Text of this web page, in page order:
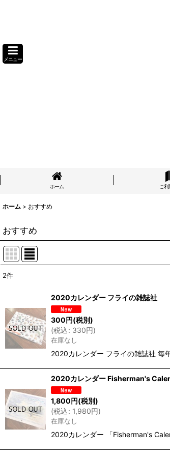
メニュー
ホーム ご
ホーム > おすすめ
おすすめ
並び順
2件
2020カレンダー フライの雑誌社
300円(税別)
(税込: 330円)
在庫なし
2020カレンダー フライの雑誌社 毎
2020カレンダー Fisherman's
1,800円(税別)
(税込: 1,980円)
在庫なし
2020カレンダー 「Fisherman's